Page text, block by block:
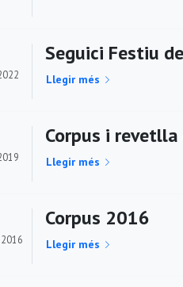
Seguici Festiu
Llegir més
Corpus i revetlla
Llegir més
Corpus 2016
Llegir més